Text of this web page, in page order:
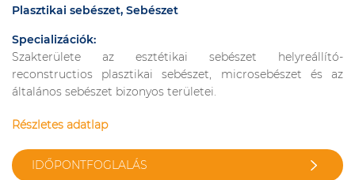
Plasztikai sebészet, Sebészet
Specializációk:
Szakterülete az esztétikai sebészet helyreállító-
reconstructios plasztikai sebészet, microsebészet és az
általános sebészet bizonyos területei.
Részletes adatlap
IDŐPONTFOGLALÁS